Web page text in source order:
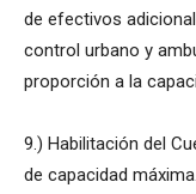
de efectivos
control urbano y
proporción a la
9.) Habilitación del
de capacidad máxima.